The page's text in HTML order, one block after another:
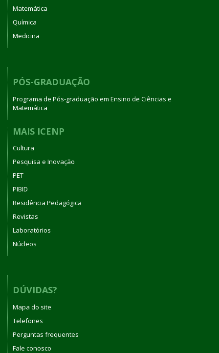
Matemática
Química
Medicina
PÓS-GRADUAÇÃO
Programa de Pós-graduação em Ensino de Ciências e
Matemática
MAIS ICENP
Cultura
Pesquisa e Inovação
PET
PIBID
Residência Pedagógica
Revistas
Laboratórios
Núcleos
DÚVIDAS?
Mapa do site
Telefones
Perguntas frequentes
Fale conosco